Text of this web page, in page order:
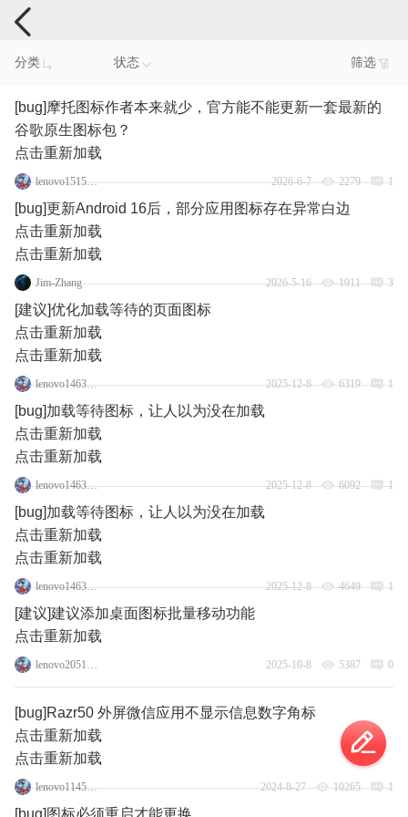
手机反馈
分类 状态 筛选
[bug]摩托图标作者本来就少，官方能不能更新一套最新的
谷歌原生图标包？
点击重新加载
lenovo151546618 2026-6-7 2279 1
[bug]更新Android 16后，部分应用图标存在异常白边
点击重新加载
点击重新加载
Jim-Zhang 2026-5-16 1911 3
[建议]优化加载等待的页面图标
点击重新加载
点击重新加载
lenovo146341035 2025-12-8 6319 1
[bug]加载等待图标，让人以为没在加载
点击重新加载
点击重新加载
lenovo146341035 2025-12-8 6092 1
[bug]加载等待图标，让人以为没在加载
点击重新加载
点击重新加载
lenovo146341035 2025-12-8 4649 1
[建议]建议添加桌面图标批量移动功能
点击重新加载
lenovo20518413 2025-10-8 5387 0
[bug]Razr50 外屏微信应用不显示信息数字角标
点击重新加载
点击重新加载
lenovo114574651 2024-8-27 10265 1
[bug]图标必须重启才能更换